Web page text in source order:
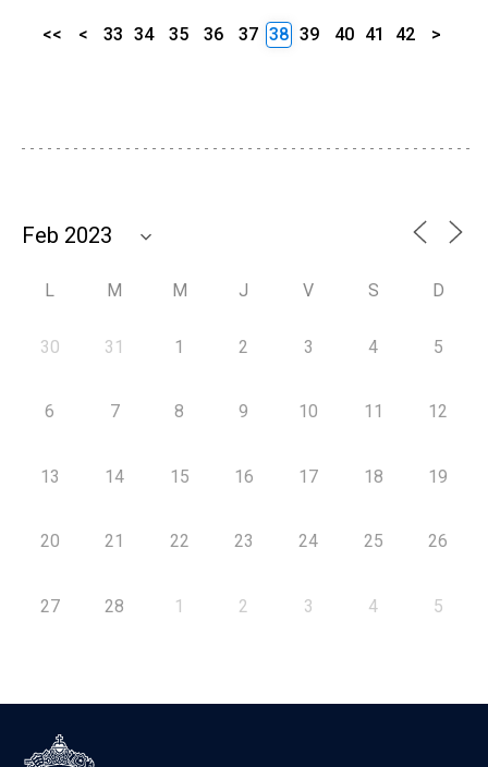
<< < 33 34 35 36 37 38 39 40 41 42 >
L M M J V S D
30 31 1 2 3 4 5
6 7 8 9 10 11 12
13 14 15 16 17 18 19
20 21 22 23 24 25 26
27 28 1 2 3 4 5